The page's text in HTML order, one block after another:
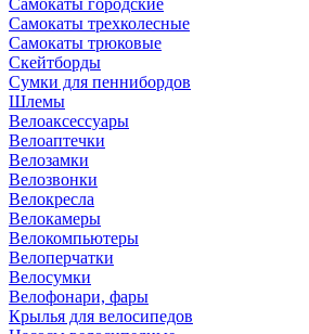
Самокаты городские
Самокаты трехколесные
Самокаты трюковые
Скейтборды
Сумки для пеннибордов
Шлемы
Велоаксессуары
Велоаптечки
Велозамки
Велозвонки
Велокресла
Велокамеры
Велокомпьютеры
Велоперчатки
Велосумки
Велофонари, фары
Крылья для велосипедов